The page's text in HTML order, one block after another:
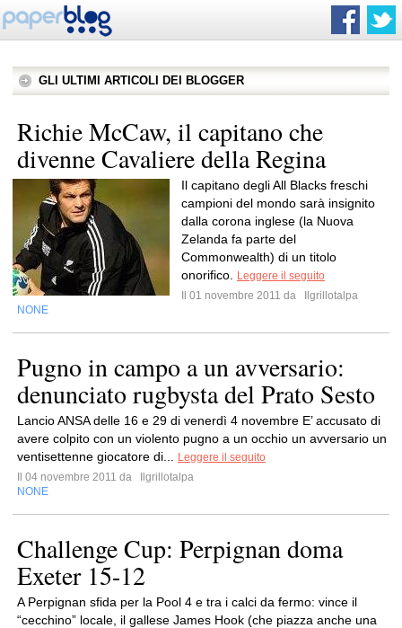
GLI ULTIMI ARTICOLI DEI BLOGGER
Richie McCaw, il capitano che
divenne Cavaliere della Regina
Il capitano degli All Blacks freschi
campioni del mondo sarà insignito
dalla corona inglese (la Nuova
Zelanda fa parte del
Commonwealth) di un titolo
onorifico.
Leggere il seguito
Il 01 novembre 2011 da
Ilgrillotalpa
NONE
Pugno in campo a un avversario:
denunciato rugbysta del Prato Sesto
Lancio ANSA delle 16 e 29 di venerdì 4 novembre E’ accusato di
avere colpito con un violento pugno a un occhio un avversario un
ventisettenne giocatore di...
Leggere il seguito
Il 04 novembre 2011 da
Ilgrillotalpa
NONE
Challenge Cup: Perpignan doma
Exeter 15-12
A Perpignan sfida per la Pool 4 e tra i calci da fermo: vince il
“cecchino” locale, il gallese James Hook (che piazza anche una